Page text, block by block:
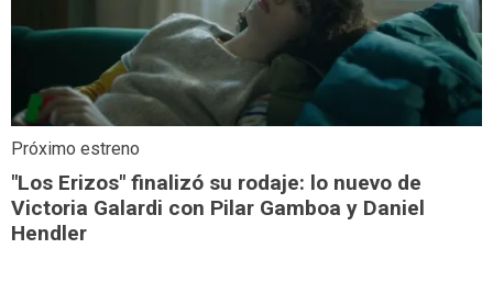
Próximo estreno
"Los Erizos" finalizó su rodaje: lo nuevo de
Victoria Galardi con Pilar Gamboa y Daniel
Hendler